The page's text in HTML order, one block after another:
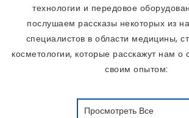
технологии и передовое
послушаем рассказы некоторых из
специалистов в области медицины,
косметологии, которые расскажут нам о
своим опытом:
Просмотреть Все